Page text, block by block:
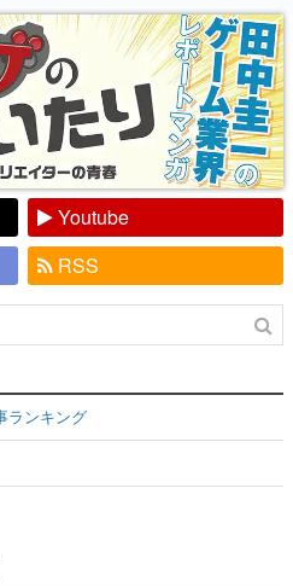
Youtube
RSS
ランキング